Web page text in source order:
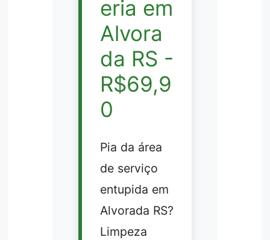
eria em
Alvora
da RS -
R$69,9
0
Pia da área
de serviço
entupida em
Alvorada RS?
Limpeza